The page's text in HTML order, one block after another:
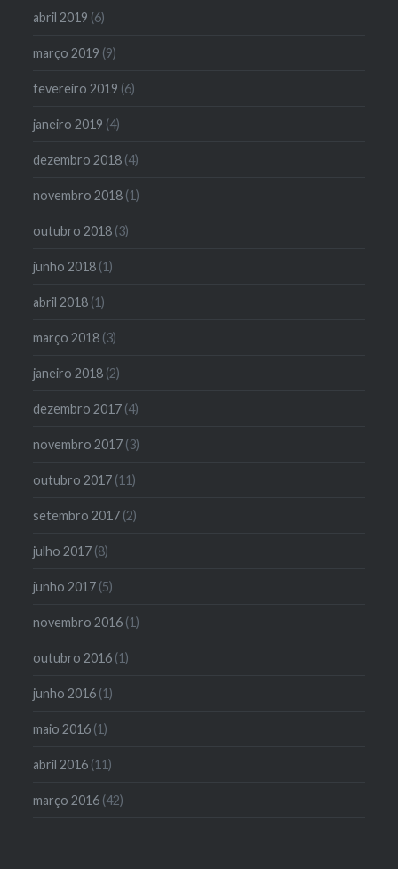
abril 2019 (6)
março 2019 (9)
fevereiro 2019 (6)
janeiro 2019 (4)
dezembro 2018 (4)
novembro 2018 (1)
outubro 2018 (3)
junho 2018 (1)
abril 2018 (1)
março 2018 (3)
janeiro 2018 (2)
dezembro 2017 (4)
novembro 2017 (3)
outubro 2017 (11)
setembro 2017 (2)
julho 2017 (8)
junho 2017 (5)
novembro 2016 (1)
outubro 2016 (1)
junho 2016 (1)
maio 2016 (1)
abril 2016 (11)
março 2016 (42)